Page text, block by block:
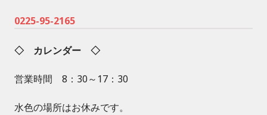
0225-95-2165
◇ カレンダー ◇
営業時間 8：30～17：30
水色の場所はお休みです。